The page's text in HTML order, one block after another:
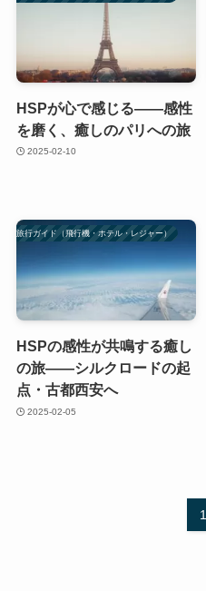
HSPが心で感じる——感性
を磨く、癒しのパリへの旅
2025-02-10
外旅行ガイド（飛行機・ホテル・レジャー）
HSPの感性が共鳴する癒し
の旅——シルクロードの起
点・古都西安へ
2025-02-05
1